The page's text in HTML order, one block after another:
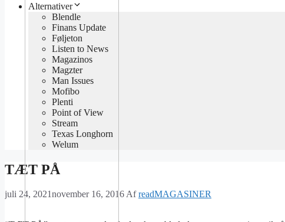
Alternativer
Blendle
Finans Update
Føljeton
Listen to News
Magazinos
Magzter
Man Issues
Mofibo
Plenti
Point of View
Stream
Texas Longhorn
Welum
TÆT PÅ
juli 24, 2021november 16, 2016AfreadMAGASINER